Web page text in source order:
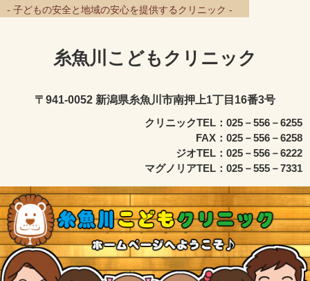
- 子どもの安全と地域の安心を提供するクリニック -
糸魚川こどもクリニック
〒941-0052 新潟県糸魚川市南押上1丁目16番3号
クリニックTEL：025－556－6255
FAX：025－556－6258
ジオTEL：025－556－6222
マグノリアTEL：025－555－7331